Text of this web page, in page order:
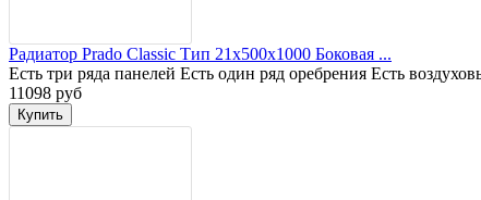
Радиатор Prado Classic Тип 21x500x1000 Боковая ...
Есть три ряда панелей Есть один ряд оребрения Есть
11098 руб